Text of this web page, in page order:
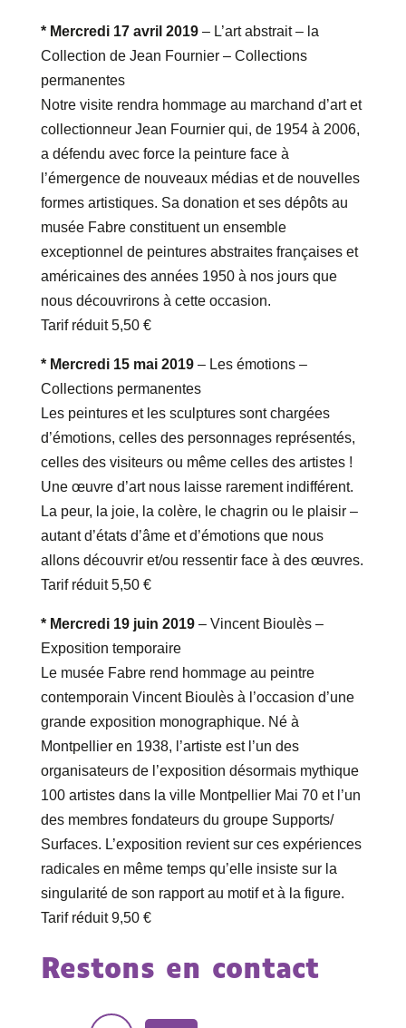
* Mercredi 17 avril 2019– L’art abstrait – la
Collection de Jean Fournier – Collections
permanentes
Notre visite rendra hommage au marchand d’art et
collectionneur Jean Fournier qui, de 1954 à 2006,
a défendu avec force la peinture face à
l’émergence de nouveaux médias et de nouvelles
formes artistiques. Sa donation et ses dépôts au
musée Fabre constituent un ensemble
exceptionnel de peintures abstraites françaises et
américaines des années 1950 à nos jours que
nous découvrirons à cette occasion.
Tarif réduit 5,50 €
* Mercredi 15 mai 2019– Les émotions –
Collections permanentes
Les peintures et les sculptures sont chargées
d’émotions, celles des personnages représentés,
celles des visiteurs ou même celles des artistes !
Une œuvre d’art nous laisse rarement indifférent.
La peur, la joie, la colère, le chagrin ou le plaisir –
autant d’états d’âme et d’émotions que nous
allons découvrir et/ou ressentir face à des œuvres.
Tarif réduit 5,50 €
* Mercredi 19 juin 2019– Vincent Bioulès –
Exposition temporaire
Le musée Fabre rend hommage au peintre
contemporain Vincent Bioulès à l’occasion d’une
grande exposition monographique. Né à
Montpellier en 1938, l’artiste est l’un des
organisateurs de l’exposition désormais mythique
100 artistes dans la ville Montpellier Mai 70 et l’un
des membres fondateurs du groupe Supports/
Surfaces. L’exposition revient sur ces expériences
radicales en même temps qu’elle insiste sur la
singularité de son rapport au motif et à la figure.
Tarif réduit 9,50 €
Restons en contact